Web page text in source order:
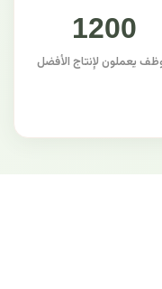
1200
يعملون لإنتاج الأفضل